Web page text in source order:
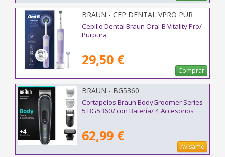
BRAUN - CEP DENTAL VPRO PUR
Cepillo Dental Braun Oral-B Vitality Pro/
Purpura
29,50 €
Comprar
BRAUN - BG5360
Cortapelos Braun BodyGroomer Series
5 BG5360/ con Batería/ 4 Accesorios
62,99 €
Avísame